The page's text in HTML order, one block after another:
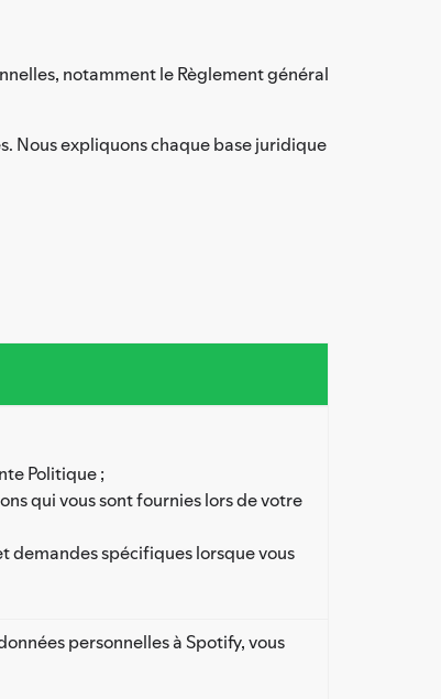
notamment le Règlement général
Nous expliquons chaque base juridique
Politique ;
qui vous sont fournies lors de votre
demandes spécifiques lorsque vous
personnelles à Spotify, vous